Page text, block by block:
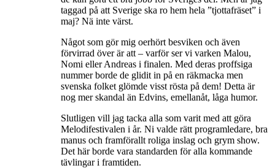
taggad på att Sverige ska ro hem hela ”tjottafräset” i
maj? Nä inte värst.
Något som gör mig oerhört besviken och även
förvirrad över är att – varför ser vi varken Malou,
Nomi eller Andreas i finalen. Med deras proffsiga
nummer borde de glidit in på en räkmacka men
svenska folket glömde visst rösta på dem! Detta är
nog mer skandal än Edvins, emellanåt, låga humor.
Slutligen vill jag tacka alla som varit med att göra
Melodifestivalen i år. Ni valde rätt programledare, bra
manus och framförallt roliga inslag och grym show.
Det här borde vara standarden för alla kommande
tävlingar i framtiden.